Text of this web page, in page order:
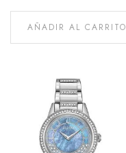
AÑADIR AL CARRITO